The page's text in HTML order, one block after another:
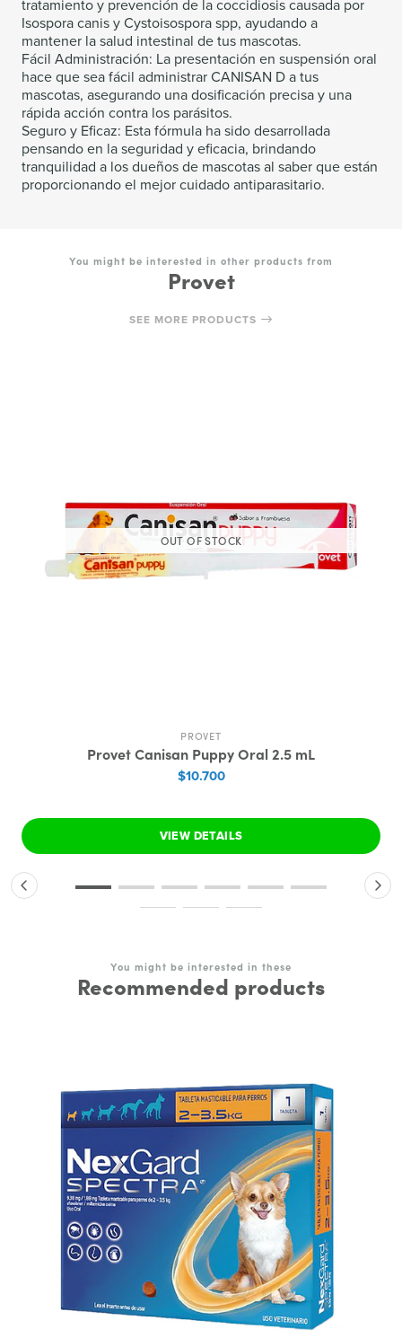
tratamiento y prevención de la coccidiosis causada por
Isospora canis y Cystoisospora spp, ayudando a
mantener la salud intestinal de tus mascotas.
Fácil Administración: La presentación en suspensión oral
hace que sea fácil administrar CANISAN D a tus
mascotas, asegurando una dosificación precisa y una
rápida acción contra los parásitos.
Seguro y Eficaz: Esta fórmula ha sido desarrollada
pensando en la seguridad y eficacia, brindando
tranquilidad a los dueños de mascotas al saber que están
proporcionando el mejor cuidado antiparasitario.
You might be interested in other products from
Provet
SEE MORE PRODUCTS
OUT OF STOCK
PROVET
Provet Canisan Puppy Oral 2.5 mL
$10.700
VIEW DETAILS
You might be interested in these
Recommended products